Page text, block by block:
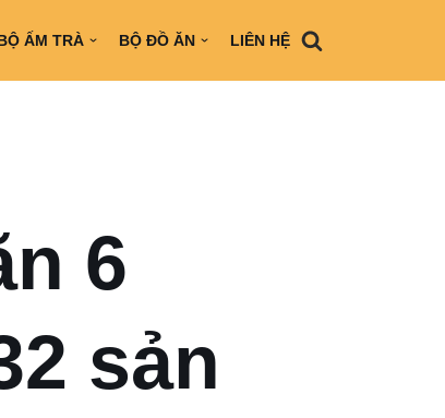
ẤM TRÀ BỘ ĐỒ ĂN LIÊN HỆ
6
sản